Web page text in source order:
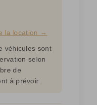
la location →
véhicules sont
selon
de
à prévoir.